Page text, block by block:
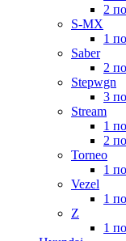
2
S-MX
1
Saber
2
Stepwgn
3
Stream
1
2
Torneo
1
Vezel
1
Z
1